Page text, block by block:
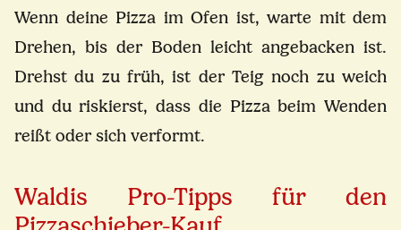
Wenn deine Pizza im Ofen ist, warte mit dem
Drehen, bis der Boden leicht angebacken ist.
Drehst du zu früh, ist der Teig noch zu weich
und du riskierst, dass die Pizza beim Wenden
reißt oder sich verformt.
Waldis Pro-Tipps für den